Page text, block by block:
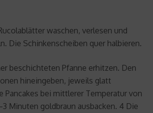
waschen, verlesen und
Die Schinkenscheiben quer halbieren.
beschichteten Pfanne erhitzen. Den
hineingeben, jeweils glatt
Pancakes bei mittlerer Temperatur von
Minuten goldbraun ausbacken. 4 Die